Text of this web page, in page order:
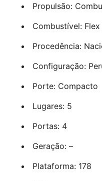
Propulsão:
Combustível:
Procedência:
Configuração:
Porte: Compacto
Lugares: 5
Portas: 4
Geração: –
Plataforma: 178